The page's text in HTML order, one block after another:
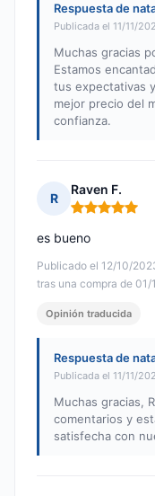
Respuesta de
Publicada el 11/11/
Muchas gracias
Estamos
tus expectativas
mejor precio del
confianza.
R
Raven F.
Nota: 5 de 5
Publicado el 12/10/
tras una compra de
es bueno
Opinión traducida
Respuesta de
Publicada el 11/11/
Muchas gracias,
comentarios y
satisfecha con